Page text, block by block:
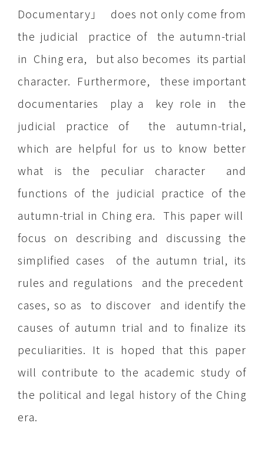
Documentary」 does not only come from
the judicial practice of the autumn-trial
in Ching era, but also becomes its partial
character. Furthermore, these important
documentaries play a key role in the
judicial practice of the autumn-trial,
which are helpful for us to know better
what is the peculiar character and
functions of the judicial practice of the
autumn-trial in Ching era. This paper will
focus on describing and discussing the
simplified cases of the autumn trial, its
rules and regulations and the precedent
cases, so as to discover and identify the
causes of autumn trial and to finalize its
peculiarities. It is hoped that this paper
will contribute to the academic study of
the political and legal history of the Ching
era.